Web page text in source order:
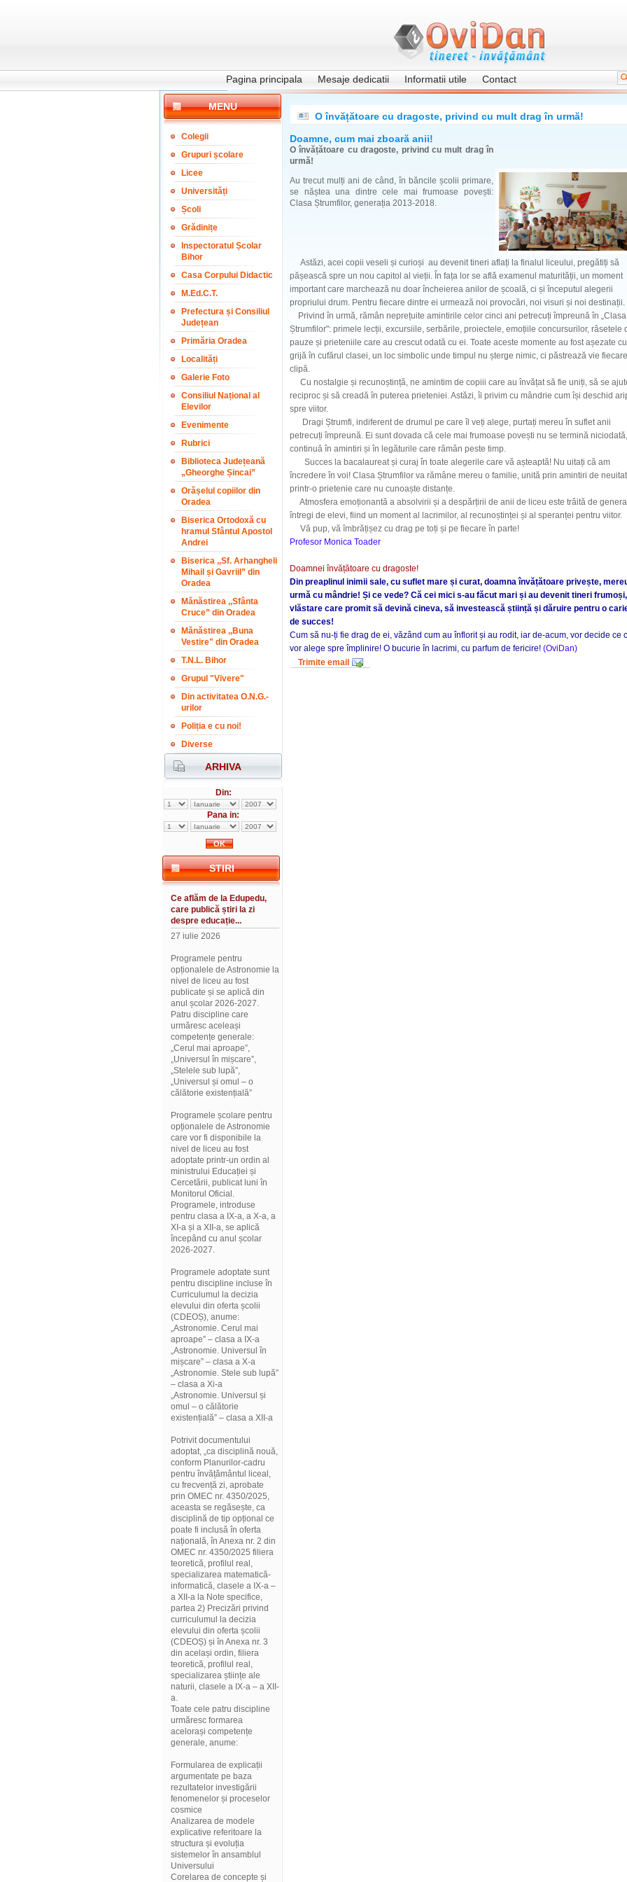
Pagina principala Mesaje dedicatii Informatii utile Contact
MENU
Colegii
Grupuri școlare
Licee
Universități
Școli
Grădinițe
Inspectoratul Școlar
Bihor
Casa Corpului Didactic
M.Ed.C.T.
Prefectura și Consiliul
Județean
Primăria Oradea
Localități
Galerie Foto
Consiliul Național al
Elevilor
Evenimente
Rubrici
Biblioteca Județeană
„Gheorghe Șincai”
Orășelul copiilor din
Oradea
Biserica Ortodoxă cu
hramul Sfântul Apostol
Andrei
Biserica ,,Sf. Arhangheli
Mihail și Gavriil” din
Oradea
Mănăstirea ,,Sfânta
Cruce” din Oradea
Mănăstirea ,,Buna
Vestire" din Oradea
T.N.L. Bihor
Grupul "Vivere"
Din activitatea O.N.G.-
urilor
Poliția e cu noi!
Diverse
ARHIVA
Din:
Pana in:
STIRI
Ce aflăm de la Edupedu,
care publică știri la zi
despre educație...
27 iulie 2026
Programele pentru
opționalele de Astronomie la
nivel de liceu au fost
publicate și se aplică din
anul școlar 2026-2027.
Patru discipline care
urmăresc aceleași
competențe generale:
„Cerul mai aproape”,
„Universul în mișcare”,
„Stelele sub lupă”,
„Universul și omul – o
călătorie existențială”
Programele școlare pentru
opționalele de Astronomie
care vor fi disponibile la
nivel de liceu au fost
adoptate printr-un ordin al
ministrului Educației și
Cercetării, publicat luni în
Monitorul Oficial.
Programele, introduse
pentru clasa a IX-a, a X-a, a
XI-a și a XII-a, se aplică
începând cu anul școlar
2026-2027.
Programele adoptate sunt
pentru discipline incluse în
Curriculumul la decizia
elevului din oferta școlii
(CDEOȘ), anume:
„Astronomie. Cerul mai
aproape” – clasa a IX-a
„Astronomie. Universul în
mișcare” – clasa a X-a
„Astronomie. Stele sub lupă”
– clasa a Xi-a
„Astronomie. Universul și
omul – o călătorie
existențială” – clasa a XII-a
Potrivit documentului
adoptat, „ca disciplină nouă,
conform Planurilor-cadru
pentru învățământul liceal,
cu frecvență zi, aprobate
prin OMEC nr. 4350/2025,
aceasta se regăsește, ca
disciplină de tip opțional ce
poate fi inclusă în oferta
națională, în Anexa nr. 2 din
OMEC nr. 4350/2025 filiera
teoretică, profilul real,
specializarea matematică-
informatică, clasele a IX-a –
a XII-a la Note specifice,
partea 2) Precizări privind
curriculumul la decizia
elevului din oferta școlii
(CDEOȘ) și în Anexa nr. 3
din același ordin, filiera
teoretică, profilul real,
specializarea științe ale
naturii, clasele a IX-a – a XII-
a.
Toate cele patru discipline
urmăresc formarea
acelorași competențe
generale, anume:
Formularea de explicații
argumentate pe baza
rezultatelor investigării
fenomenelor și proceselor
cosmice
Analizarea de modele
explicative referitoare la
structura și evoluția
sistemelor în ansamblul
Universului
Corelarea de concepte și
O învățătoare cu dragoste, privind cu mult drag în urmă!
Doamne, cum mai zboară anii!
O învățătoare cu dragoste, privind cu mult drag în
urmă!
Au trecut mulți ani de când, în băncile școlii primare,
se năștea una dintre cele mai frumoase povești:
Clasa Ștrumfilor, generația 2013-2018.
Astăzi, acei copii veseli și curioși au devenit tineri aflați la finalul liceului, pregătiți să
pășească spre un nou capitol al vieții. În fața lor se află examenul maturității, un moment
important care marchează nu doar încheierea anilor de școală, ci și începutul alegerii
propriului drum. Pentru fiecare dintre ei urmează noi provocări, noi visuri și noi destinații.
Privind în urmă, rămân neprețuite amintirile celor cinci ani petrecuți împreună în „Clasa
Ștrumfilor": primele lecții, excursiile, serbările, proiectele, emoțiile concursurilor, râsetele
pauze și prieteniile care au crescut odată cu ei. Toate aceste momente au fost așezate cu
grijă în cufărul clasei, un loc simbolic unde timpul nu șterge nimic, ci păstrează vie fiecare
clipă.
Cu nostalgie și recunoștință, ne amintim de copiii care au învățat să fie uniți, să se
reciproc și să creadă în puterea prieteniei. Astăzi, îi privim cu mândrie cum își deschid
spre viitor.
Dragi Ștrumfi, indiferent de drumul pe care îl veți alege, purtați mereu în suflet anii
petrecuți împreună. Ei sunt dovada că cele mai frumoase povești nu se termină
continuă în amintiri și în legăturile care rămân peste timp.
Succes la bacalaureat și curaj în toate alegerile care vă așteaptă! Nu uitați că am
încredere în voi! Clasa Ștrumfilor va rămâne mereu o familie, unită prin amintiri de
printr-o prietenie care nu cunoaște distanțe.
Atmosfera emoționantă a absolvirii și a despărțirii de anii de liceu este trăită de
întregi de elevi, fiind un moment al lacrimilor, al recunoștinței și al speranței pentru viitor.
Vă pup, vă îmbrățișez cu drag pe toți și pe fiecare în parte!
Profesor Monica Toader
Doamnei învățătoare cu dragoste!
Din preaplinul inimii sale, cu suflet mare și curat, doamna învățătoare privește,
urmă cu mândrie! Și ce vede? Că cei mici s-au făcut mari și au devenit tineri frumoși,
vlăstare care promit să devină cineva, să investească știință și dăruire pentru o
de succes!
Cum să nu-ți fie drag de ei, văzând cum au înflorit și au rodit, iar de-acum, vor decide ce
vor alege spre împlinire! O bucurie în lacrimi, cu parfum de fericire! (OviDan)
Trimite email